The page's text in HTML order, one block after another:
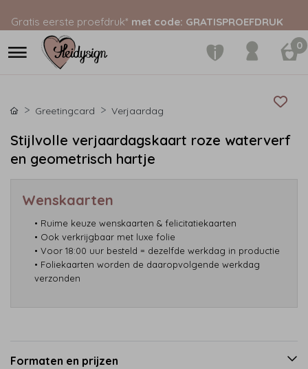
Gratis eerste proefdruk* met code: GRATISPROEFDRUK
0
Greetingcard Verjaardag
Stijlvolle verjaardagskaart roze waterverf
en geometrisch hartje
Wenskaarten
• Ruime keuze wenskaarten & felicitatiekaarten
• Ook verkrijgbaar met luxe folie
• Voor 18:00 uur besteld = dezelfde werkdag in productie
• Foliekaarten worden de daaropvolgende werkdag
verzonden
Formaten en prijzen